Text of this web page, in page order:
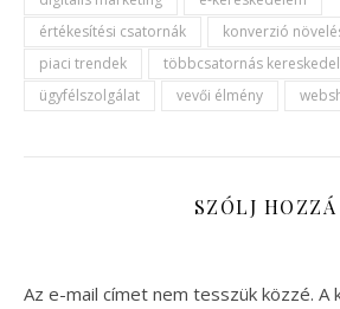
értékesítési csatornák
konverzió
piaci trendek
többcsatornás
ügyfélszolgálat
vevői élmény
SZÓLJ HOZZÁ
Az e-mail címet nem tesszük közzé. A